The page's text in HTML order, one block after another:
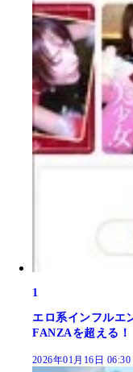
1
エロ系インフル
FANZAを超える！
2026年01月16日 06:30